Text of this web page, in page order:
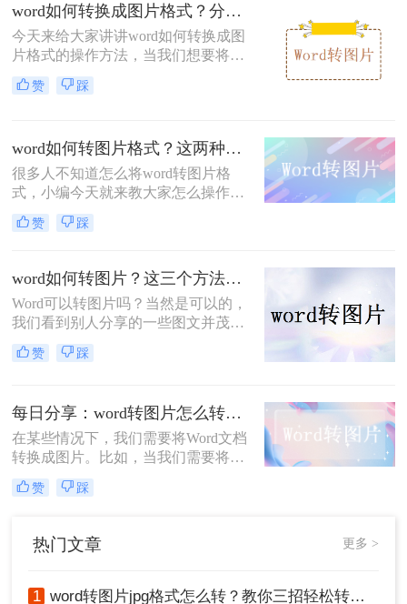
word如何转换成图片格式？分享两种懒人必学操作！
今天来给大家讲讲word如何转换成图
片格式的操作方法，当我们想要将文
档转换成图片时，最快捷的方式就是
借助工具，生成图片的方法有很多
方便，所以，如果能直接将word转图
片那就最方便不过了，今天就来教会
大家这个技巧。
赞 踩
word如何转图片格式？这两种方法尝试一下
很多人不知道怎么将word转图片格
式，小编今天就来教大家怎么操作，
其实我们不仅能将Word转图片，
PDF、PPT、excel等文件也是可以转
易分享和保存，那么word如何转图片
格式呢？下面就来给大家详细的说说
吧。
赞 踩
word如何转图片？这三个方法能帮助大家！
Word可以转图片吗？当然是可以的，
我们看到别人分享的一些图文并茂的
图片，很多就是通过转换的形式来实
现的，如果我们想要将文档里面的内
那么word如何转图片呢？下面就来了
解一下吧。
赞 踩
每日分享：word转图片怎么转？三个方法快速转换
在某些情况下，我们需要将Word文档
转换成图片。比如，当我们需要将
Word文档用作展示材料或印刷品时，
或者需要保护Word文档的内容不被修
以是一种好方法。以下是将Word文档
转换成图片的几种方法：
赞 踩
热门文章 更多 >
1 word转图片jpg格式怎么转？教你三招轻松转换！